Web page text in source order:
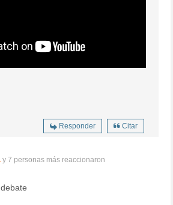
Responder Citar
y 7 personas más reaccionaron